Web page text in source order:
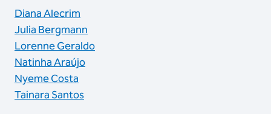
Diana Alecrim
Julia Bergmann
Lorenne Geraldo
Natinha Araújo
Nyeme Costa
Tainara Santos